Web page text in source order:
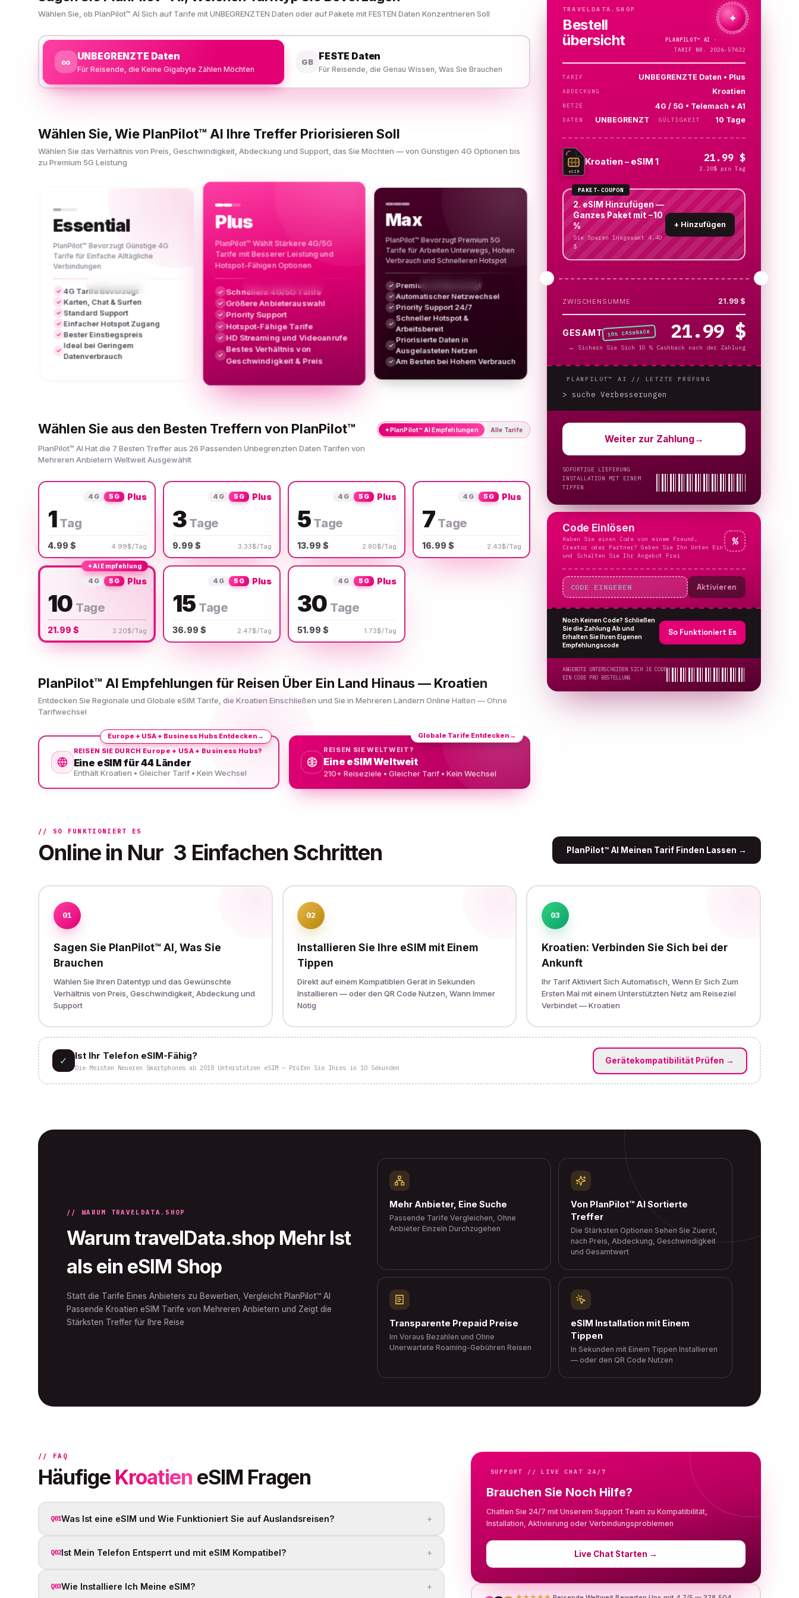
Wählen Sie, ob PlanPilot™ AI Sich auf Tarife mit UNBEGRENZTEN Daten oder auf Pakete mit FESTEN Daten Konzentrieren Soll
∞ UNBEGRENZTE Daten
Für Reisende, die Keine Gigabyte Zählen Möchten
GB FESTE Daten
Für Reisende, die Genau Wissen, Was Sie Brauchen
Wählen Sie, Wie PlanPilot™ AI Ihre Treffer Priorisieren Soll
Wählen Sie das Verhältnis von Preis, Geschwindigkeit, Abdeckung und Support, das Sie Möchten — von Günstigen 4G Optionen bis
zu Premium 5G Leistung
Essential
PlanPilot™ Bevorzugt Günstige 4G
Tarife für Einfache Alltägliche
Verbindungen
✓ 4G Tarife Bevorzugt
✓ Karten, Chat & Surfen
✓ Standard Support
✓ Einfacher Hotspot Zugang
✓ Bester Einstiegspreis
✓
Ideal bei Geringem
Datenverbrauch
Plus
PlanPilot™ Wählt Stärkere 4G/5G
Tarife mit Besserer Leistung und
Hotspot-Fähigen Optionen
✓ Schnellere 4G/5G Tarife
✓ Größere Anbieterauswahl
✓ Priority Support
✓ Hotspot-Fähige Tarife
✓ HD Streaming und Videoanrufe
✓
Bestes Verhältnis von
Geschwindigkeit & Preis
Max
PlanPilot™ Bevorzugt Premium 5G
Tarife für Arbeiten Unterwegs, Hohen
Verbrauch und Schnelleren Hotspot
✓ Premium 5G Bevorzugt
✓ Automatischer Netzwechsel
✓ Priority Support 24/7
✓
Schneller Hotspot &
Arbeitsbereit
✓
Priorisierte Daten in
Ausgelasteten Netzen
✓ Am Besten bei Hohem Verbrauch
Wählen Sie aus den Besten Treffern von PlanPilot™
PlanPilot™ AI Hat die 7 Besten Treffer aus 26 Passenden Unbegrenzten Daten Tarifen von
Mehreren Anbietern Weltweit Ausgewählt
✦PlanPilot™ AI Empfehlungen Alle Tarife
4G 5G Plus
1 Tag
4.99 $ 4.99$/Tag
4G 5G Plus
3 Tage
9.99 $ 3.33$/Tag
4G 5G Plus
5 Tage
13.99 $ 2.80$/Tag
4G 5G Plus
7 Tage
16.99 $ 2.43$/Tag
✦AI Empfehlung
4G 5G Plus
10 Tage
21.99 $ 2.20$/Tag
4G 5G Plus
15 Tage
36.99 $ 2.47$/Tag
4G 5G Plus
30 Tage
51.99 $ 1.73$/Tag
PlanPilot™ AI Empfehlungen für Reisen Über Ein Land Hinaus — Kroatien
Entdecken Sie Regionale und Globale eSIM Tarife, die Kroatien Einschließen und Sie in Mehreren Ländern Online Halten — Ohne
Tarifwechsel
REISEN SIE DURCH Europe + USA + Business Hubs?
Eine eSIM für 44 Länder
Enthält Kroatien • Gleicher Tarif • Kein Wechsel
Europe + USA + Business Hubs Entdecken →
REISEN SIE WELTWEIT?
Eine eSIM Weltweit
210+ Reiseziele • Gleicher Tarif • Kein Wechsel
Globale Tarife Entdecken →
TRAVELDATA.SHOP
Bestell
übersicht
✦
PLANPILOT™ AI ·
TARIF NR. 2026-57632
TARIF UNBEGRENZTE Daten • Plus
ABDECKUNG Kroatien
NETZE 4G / 5G • Telemach + A1
DATEN UNBEGRENZT GÜLTIGKEIT 10 Tage
eSIM
Kroatien – eSIM 1 21.99 $
2.20$ pro Tag
PAKET-COUPON
2. eSIM Hinzufügen —
Ganzes Paket mit −10
%
Sie Sparen Insgesamt 4.40
$
+ Hinzufügen
ZWISCHENSUMME 21.99 $
GESAMT 10% CASHBACK 21.99 $
→ Sichern Sie Sich 10 % Cashback nach der Zahlung
PLANPILOT™ AI // LETZTE PRÜFUNG
> suche Verbesserungen
Weiter zur Zahlung→
SOFORTIGE LIEFERUNG
INSTALLATION MIT EINEM
TIPPEN
Code Einlösen
Haben Sie einen Code von einem Freund,
Creator oder Partner? Geben Sie Ihn Unten Ein
und Schalten Sie Ihr Angebot Frei
%
Aktivieren
Noch Keinen Code? Schließen
Sie die Zahlung Ab und
Erhalten Sie Ihren Eigenen
Empfehlungscode
So Funktioniert Es
ANGEBOTE UNTERSCHEIDEN SICH JE CODE
EIN CODE PRO BESTELLUNG
// SO FUNKTIONIERT ES
Online in Nur 3 Einfachen Schritten PlanPilot™ AI Meinen Tarif Finden Lassen →
01
Sagen Sie PlanPilot™ AI, Was Sie
Brauchen
Wählen Sie Ihren Datentyp und das Gewünschte
Verhältnis von Preis, Geschwindigkeit, Abdeckung und
Support
02
Installieren Sie Ihre eSIM mit Einem
Tippen
Direkt auf einem Kompatiblen Gerät in Sekunden
Installieren — oder den QR Code Nutzen, Wann Immer
Nötig
03
Kroatien: Verbinden Sie Sich bei der
Ankunft
Ihr Tarif Aktiviert Sich Automatisch, Wenn Er Sich Zum
Ersten Mal mit einem Unterstützten Netz am Reiseziel
Verbindet — Kroatien
✓ Ist Ihr Telefon eSIM-Fähig?
Die Meisten Neueren Smartphones ab 2018 Unterstützen eSIM – Prüfen Sie Ihres in 10 Sekunden
Gerätekompatibilität Prüfen →
// WARUM TRAVELDATA.SHOP
Warum travelData.shop Mehr Ist
als ein eSIM Shop
Statt die Tarife Eines Anbieters zu Bewerben, Vergleicht PlanPilot™ AI
Passende Kroatien eSIM Tarife von Mehreren Anbietern und Zeigt die
Stärksten Treffer für Ihre Reise
Mehr Anbieter, Eine Suche
Passende Tarife Vergleichen, Ohne
Anbieter Einzeln Durchzugehen
Von PlanPilot™ AI Sortierte
Treffer
Die Stärksten Optionen Sehen Sie Zuerst,
nach Preis, Abdeckung, Geschwindigkeit
und Gesamtwert
Transparente Prepaid Preise
Im Voraus Bezahlen und Ohne
Unerwartete Roaming-Gebühren Reisen
eSIM Installation mit Einem
Tippen
In Sekunden mit Einem Tippen Installieren
— oder den QR Code Nutzen
// FAQ
Häufige Kroatien eSIM Fragen
Q01Was Ist eine eSIM und Wie Funktioniert Sie auf Auslandsreisen? +
Q02Ist Mein Telefon Entsperrt und mit eSIM Kompatibel? +
Q03Wie Installiere Ich Meine eSIM? +
SUPPORT // LIVE CHAT 24/7
Brauchen Sie Noch Hilfe?
Chatten Sie 24/7 mit Unserem Support Team zu Kompatibilität,
Installation, Aktivierung oder Verbindungsproblemen
Live Chat Starten →